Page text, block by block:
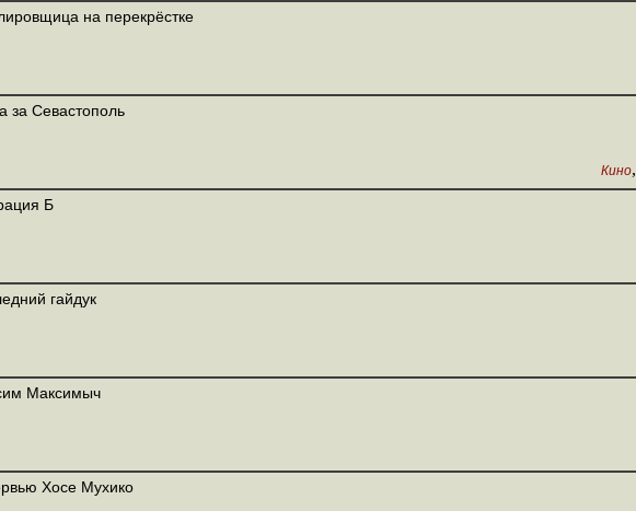
на перекрёстке
за Севастополь
Кино,
Б
гайдук
Максимыч
Хосе Мухико